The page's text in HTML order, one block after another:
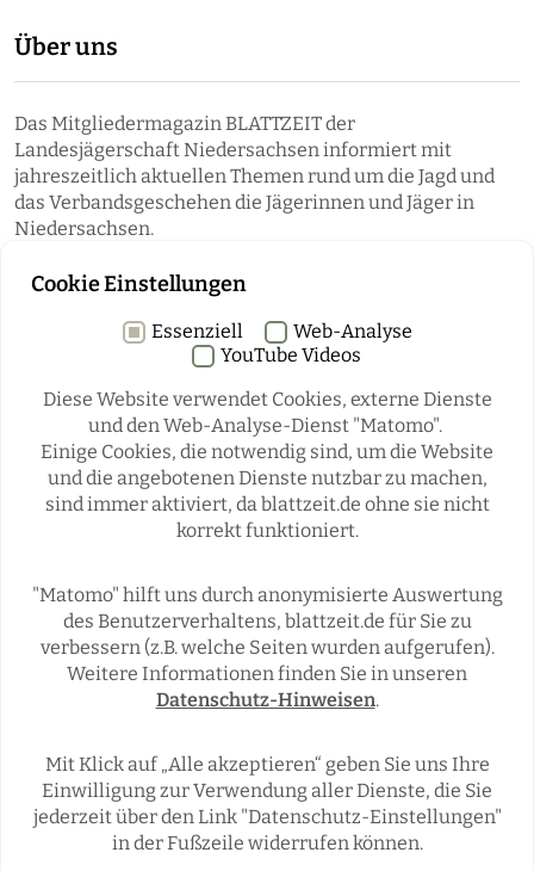
Über uns
Das Mitgliedermagazin BLATTZEIT der
Landesjägerschaft Niedersachsen informiert mit
jahreszeitlich aktuellen Themen rund um die Jagd und
das Verbandsgeschehen die Jägerinnen und Jäger in
Niedersachsen.
Rubriken
ÜBERREGIONAL
REPORTAGEN
WILDTIERE
ÜBRIGENS
Cookie Einstellungen
Essenziell
Web-Analyse
YouTube Videos
Diese Website verwendet Cookies, externe Dienste
und den Web-Analyse-Dienst "Matomo".
Einige Cookies, die notwendig sind, um die Website
und die angebotenen Dienste nutzbar zu machen,
sind immer aktiviert, da blattzeit.de ohne sie nicht
korrekt funktioniert.
"Matomo" hilft uns durch anonymisierte Auswertung
des Benutzerverhaltens, blattzeit.de für Sie zu
verbessern (z.B. welche Seiten wurden aufgerufen).
Weitere Informationen finden Sie in unseren
Datenschutz-Hinweisen.
Mit Klick auf „Alle akzeptieren“ geben Sie uns Ihre
Einwilligung zur Verwendung aller Dienste, die Sie
jederzeit über den Link "Datenschutz-Einstellungen"
in der Fußzeile widerrufen können.